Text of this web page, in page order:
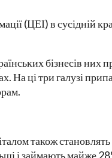
(ЦЕІ) в сусідній
бізнесів них
На ці три галузі
також
і займають майже